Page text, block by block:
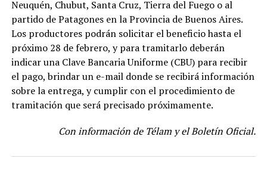
Neuquén, Chubut, Santa Cruz, Tierra del Fuego o al
partido de Patagones en la Provincia de Buenos Aires.
Los productores podrán solicitar el beneficio hasta el
próximo 28 de febrero, y para tramitarlo deberán
indicar una Clave Bancaria Uniforme (CBU) para recibir
el pago, brindar un e-mail donde se recibirá información
sobre la entrega, y cumplir con el procedimiento de
tramitación que será precisado próximamente.
Con información de Télam y el Boletín Oficial.